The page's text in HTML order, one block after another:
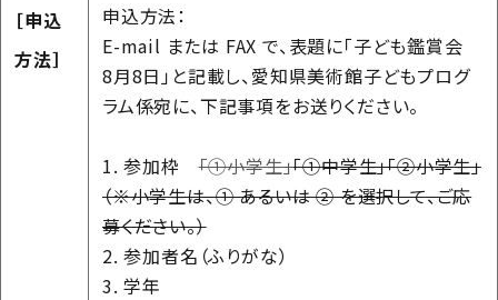
［申込
方法］
申込方法：
E-mail または FAX で、表題に「子ども鑑賞会
8月8日」と記載し、愛知県美術館子どもプログ
ラム係宛に、下記事項をお送りください。
1. 参加枠「①小学生」「①中学生」「②小学生」
（※小学生は、① あるいは ② を選択して、ご応
募ください。）
2. 参加者名（ふりがな）
3. 学年